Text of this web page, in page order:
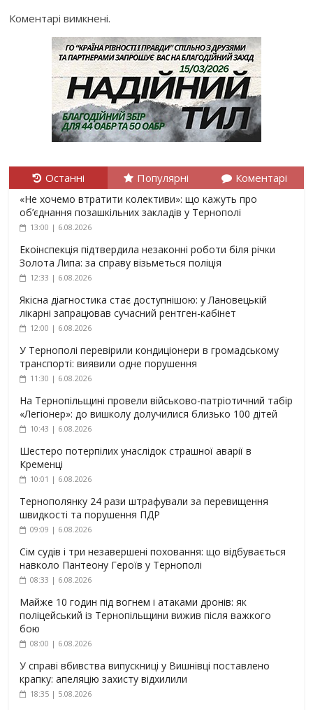
Коментарі вимкнені.
Останні Популярні Коментарі
«Не хочемо втратити колективи»: що кажуть про
об’єднання позашкільних закладів у Тернополі
13:00 | 6.08.2026
Екоінспекція підтвердила незаконні роботи біля річки
Золота Липа: за справу візьметься поліція
12:33 | 6.08.2026
Якісна діагностика стає доступнішою: у Лановецькій
лікарні запрацював сучасний рентген-кабінет
12:00 | 6.08.2026
У Тернополі перевірили кондиціонери в громадському
транспорті: виявили одне порушення
11:30 | 6.08.2026
На Тернопільщині провели військово-патріотичний табір
«Легіонер»: до вишколу долучилися близько 100 дітей
10:43 | 6.08.2026
Шестеро потерпілих унаслідок страшної аварії в
Кременці
10:01 | 6.08.2026
Тернополянку 24 рази штрафували за перевищення
швидкості та порушення ПДР
09:09 | 6.08.2026
Сім судів і три незавершені поховання: що відбувається
навколо Пантеону Героїв у Тернополі
08:33 | 6.08.2026
Майже 10 годин під вогнем і атаками дронів: як
поліцейський із Тернопільщини вижив після важкого
бою
08:00 | 6.08.2026
У справі вбивства випускниці у Вишнівці поставлено
крапку: апеляцію захисту відхилили
18:35 | 5.08.2026